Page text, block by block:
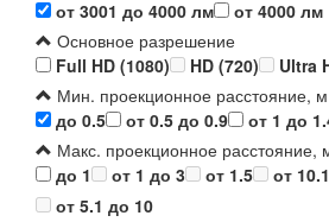
от 3001 до 4000 лм
от 4000 лм
Основное разрешение
Full HD (1080)
HD (720)
Ultra
Мин. проекционное расстояние, м
до 0.5
от 0.5 до 0.9 от 1 до
Макс. проекционное расстояние,
до 1
от 1 до 3 от 1.5 от
от 5.1 до 10